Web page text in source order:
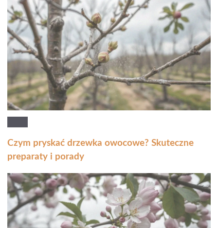
Czym pryskać drzewka owocowe? Skuteczne
preparaty i porady